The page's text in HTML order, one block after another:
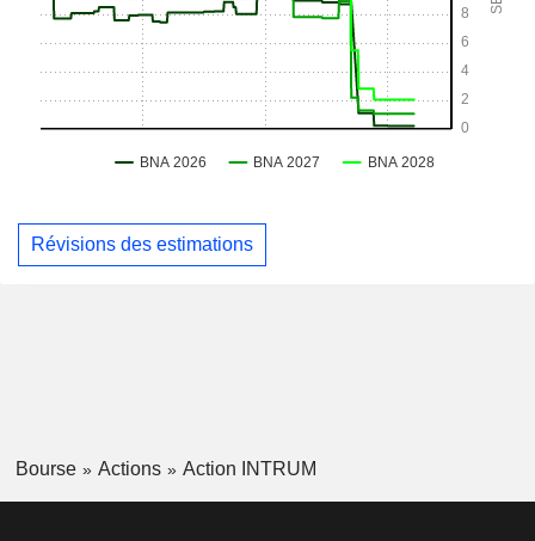
Révisions des estimations
Bourse Actions Action INTRUM